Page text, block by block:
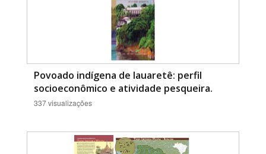
Povoado indígena de Iauaretê: perfil
socioeconômico e atividade pesqueira.
337 visualizações